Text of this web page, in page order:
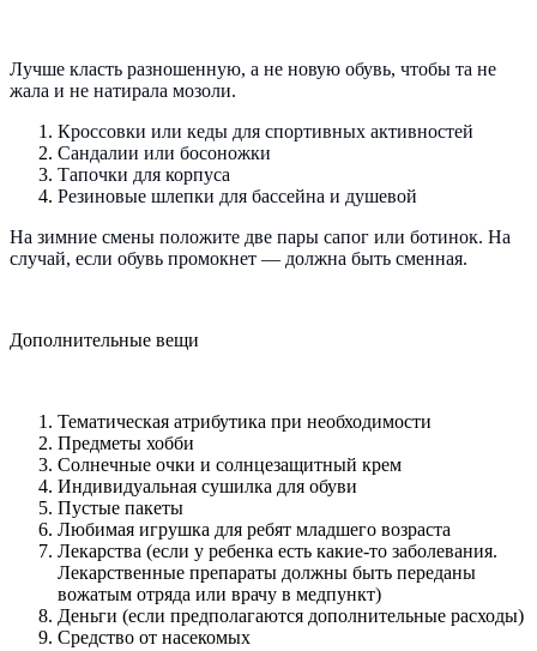
Лучше класть разношенную, а не новую обувь, чтобы та не
жала и не натирала мозоли.
Кроссовки или кеды для спортивных активностей
Сандалии или босоножки
Тапочки для корпуса
Резиновые шлепки для бассейна и душевой
На зимние смены положите две пары сапог или ботинок. На
случай, если обувь промокнет — должна быть сменная.
Дополнительные вещи
Тематическая атрибутика при необходимости
Предметы хобби
Солнечные очки и солнцезащитный крем
Индивидуальная сушилка для обуви
Пустые пакеты
Любимая игрушка для ребят младшего возраста
Лекарства (если у ребенка есть какие-то заболевания.
Лекарственные препараты должны быть переданы
вожатым отряда или врачу в медпункт)
Деньги (если предполагаются дополнительные расходы)
Средство от насекомых